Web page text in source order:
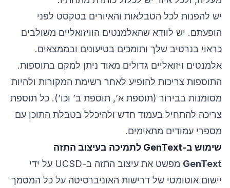
יש להפנות לכל הטבלאות והאיורים בטקסט לפני
הופעתם. יש לוודא שהאלמנטים הוויזואליים משולבים
כראוי בנרטיב שלך ותומכים בטיעונים ובממצאים.
אלמנטים ויזואליים גדולים מאוד ניתן למקם בתוספות.
התוספות צריכות להופיע לאחר רשימת המקורות ולהיות
מסומנות בבירור (תוספת א’, תוספת ב’ וכו’). כל תוספת
צריכה להתחיל בעמוד חדש ולהיכלל בטבלת התוכן עם
מספרי עמודים מתאימים.
שימוש ב-GenText לתמיכה בעיצוב התזה
GenText
מפשט את עיצוב התזה ב-UCSD על ידי
יישום אוטומטי של דרישות האוניברסיטה על כל המסמך